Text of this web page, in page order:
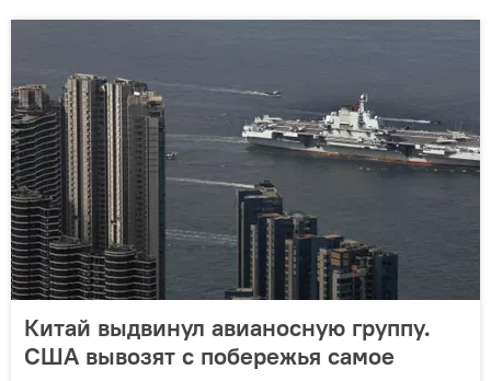
Китай выдвинул авианосную группу.
США вывозят с побережья самое